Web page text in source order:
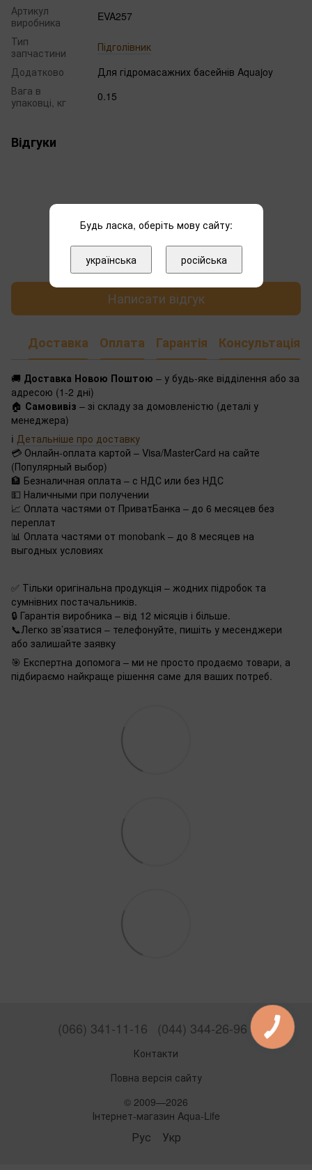
Артикул
виробника
EVA257
Тип
запчастини
Підголівник
Додатково
Для гідромасажних басейнів Aquajoy
Вага в
упаковці, кг
0.15
Відгуки
Додайте перший відгук
Написати відгук
Доставка Оплата Гарантія Консультація
🚚 Доставка Новою Поштою – у будь-яке відділення або за
адресою (1-2 дні)
🏠 Самовивіз – зі складу за домовленістю (деталі у
менеджера)
ℹ️ Детальніше про доставку
💳 Онлайн-оплата картой – Visa/MasterCard на сайте
(Популярный выбор)
🏦 Безналичная оплата – с НДС или без НДС
💵 Наличными при получении
📈 Оплата частями от ПриватБанка – до 6 месяцев без
переплат
📊 Оплата частями от monobank – до 8 месяцев на
выгодных условиях
✅ Тільки оригінальна продукція – жодних підробок та
сумнівних постачальників.
🔒 Гарантія виробника – від 12 місяців і більше.
📞Легко зв’язатися – телефонуйте, пишіть у месенджери
або залишайте заявку
🎯 Експертна допомога – ми не просто продаємо товари, а
підбираємо найкраще рішення саме для ваших потреб.
(066) 341-11-16 (044) 344-26-96
Контакти
Повна версія сайту
© 2009—2026
Інтернет-магазин Aqua-Life
Рус Укр
Будь ласка, оберіть мову сайту:
українська російська